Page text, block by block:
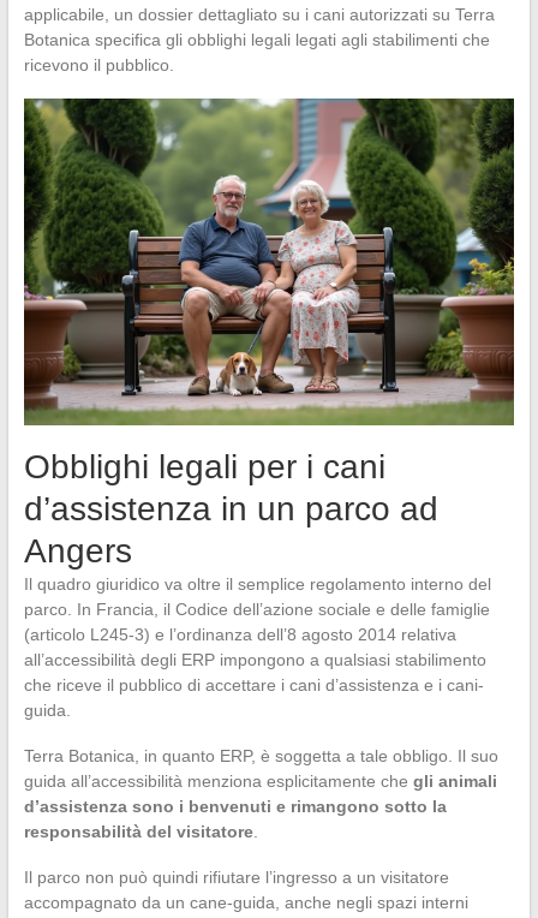
applicabile, un dossier dettagliato su i cani autorizzati su Terra
Botanica specifica gli obblighi legali legati agli stabilimenti che
ricevono il pubblico.
Obblighi legali per i cani
d’assistenza in un parco ad
Angers
Il quadro giuridico va oltre il semplice regolamento interno del
parco. In Francia, il Codice dell’azione sociale e delle famiglie
(articolo L245-3) e l’ordinanza dell’8 agosto 2014 relativa
all’accessibilità degli ERP impongono a qualsiasi stabilimento
che riceve il pubblico di accettare i cani d’assistenza e i cani-
guida.
Terra Botanica, in quanto ERP, è soggetta a tale obbligo. Il suo
guida all’accessibilità menziona esplicitamente che gli animali
d’assistenza sono i benvenuti e rimangono sotto la
responsabilità del visitatore.
Il parco non può quindi rifiutare l’ingresso a un visitatore
accompagnato da un cane-guida, anche negli spazi interni